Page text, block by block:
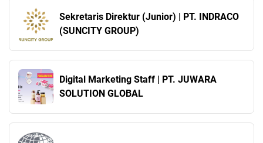
Sekretaris Direktur (Junior) | PT. INDRACO
(SUNCITY GROUP)
Digital Marketing Staff | PT. JUWARA
SOLUTION GLOBAL